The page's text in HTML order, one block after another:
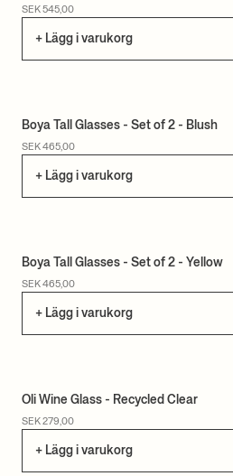
SEK 545,00
+ Lägg i varukorg
Boya Tall Glasses - Set of 2 - Blush
SEK 465,00
+ Lägg i varukorg
Boya Tall Glasses - Set of 2 - Yellow
SEK 465,00
+ Lägg i varukorg
Oli Wine Glass - Recycled Clear
SEK 279,00
+ Lägg i varukorg